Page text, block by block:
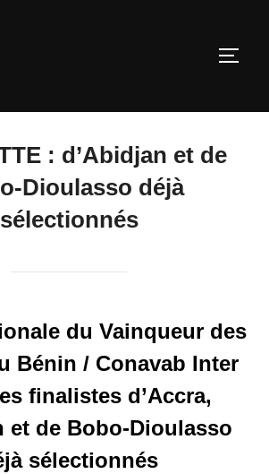
: d’Abidjan et de
Dioulasso déjà
sélectionnés
du Vainqueur des
Bénin / Conavab Inter
finalistes d’Accra,
et de Bobo-Dioulasso
sélectionnés